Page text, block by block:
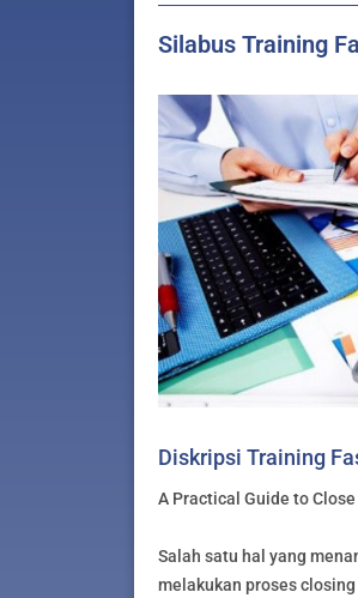
Silabus Training
Diskripsi Training
A Practical Guide to
Salah satu hal yang
melakukan proses